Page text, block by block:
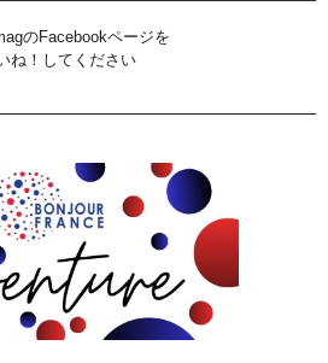
のFacebookページを
ね！してください